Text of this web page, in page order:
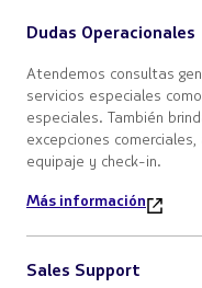
Dudas Operacionales
Atendemos consultas
servicios especiales como
especiales. También
excepciones
equipaje y check-in.
Más información
Sales Support